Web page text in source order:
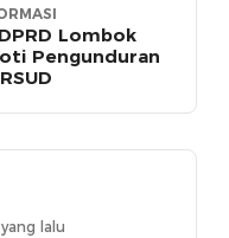
Lombok
Pengunduran
lalu